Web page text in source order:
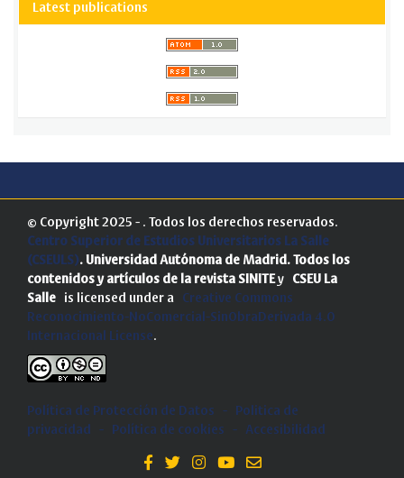
Latest publications
© Copyright 2025 - . Todos los derechos reservados.
Centro Superior de Estudios Universitarios La Salle
(CSEULS). Universidad Autónoma de Madrid. Todos los
contenidos y artículos de la revista SINITEy CSEU La
Salle is licensed under a Creative Commons
Reconocimiento-NoComercial-SinObraDerivada 4.0
Internacional License.
Política de Protección de Datos - Politica de
privacidad
- Política de cookies - Accesibilidad